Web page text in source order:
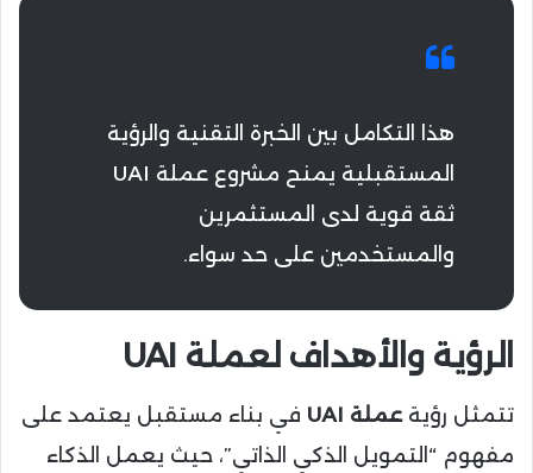
هذا التكامل بين الخبرة التقنية والرؤية
المستقبلية يمنح مشروع عملة UAI
ثقة قوية لدى المستثمرين
والمستخدمين على حد سواء.
الرؤية والأهداف لعملة UAI
تتمثل رؤيةعملة UAI
في بناء مستقبل يعتمد على
مفهوم “التمويل الذكي الذاتي”، حيث يعمل الذكاء